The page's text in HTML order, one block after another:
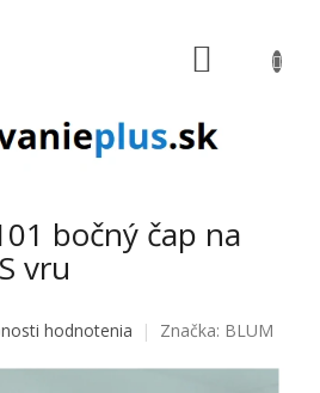
bočný čap na
vru
je 0,0 z 5 hviezdičiek.
hodnotenia Značka: BLUM